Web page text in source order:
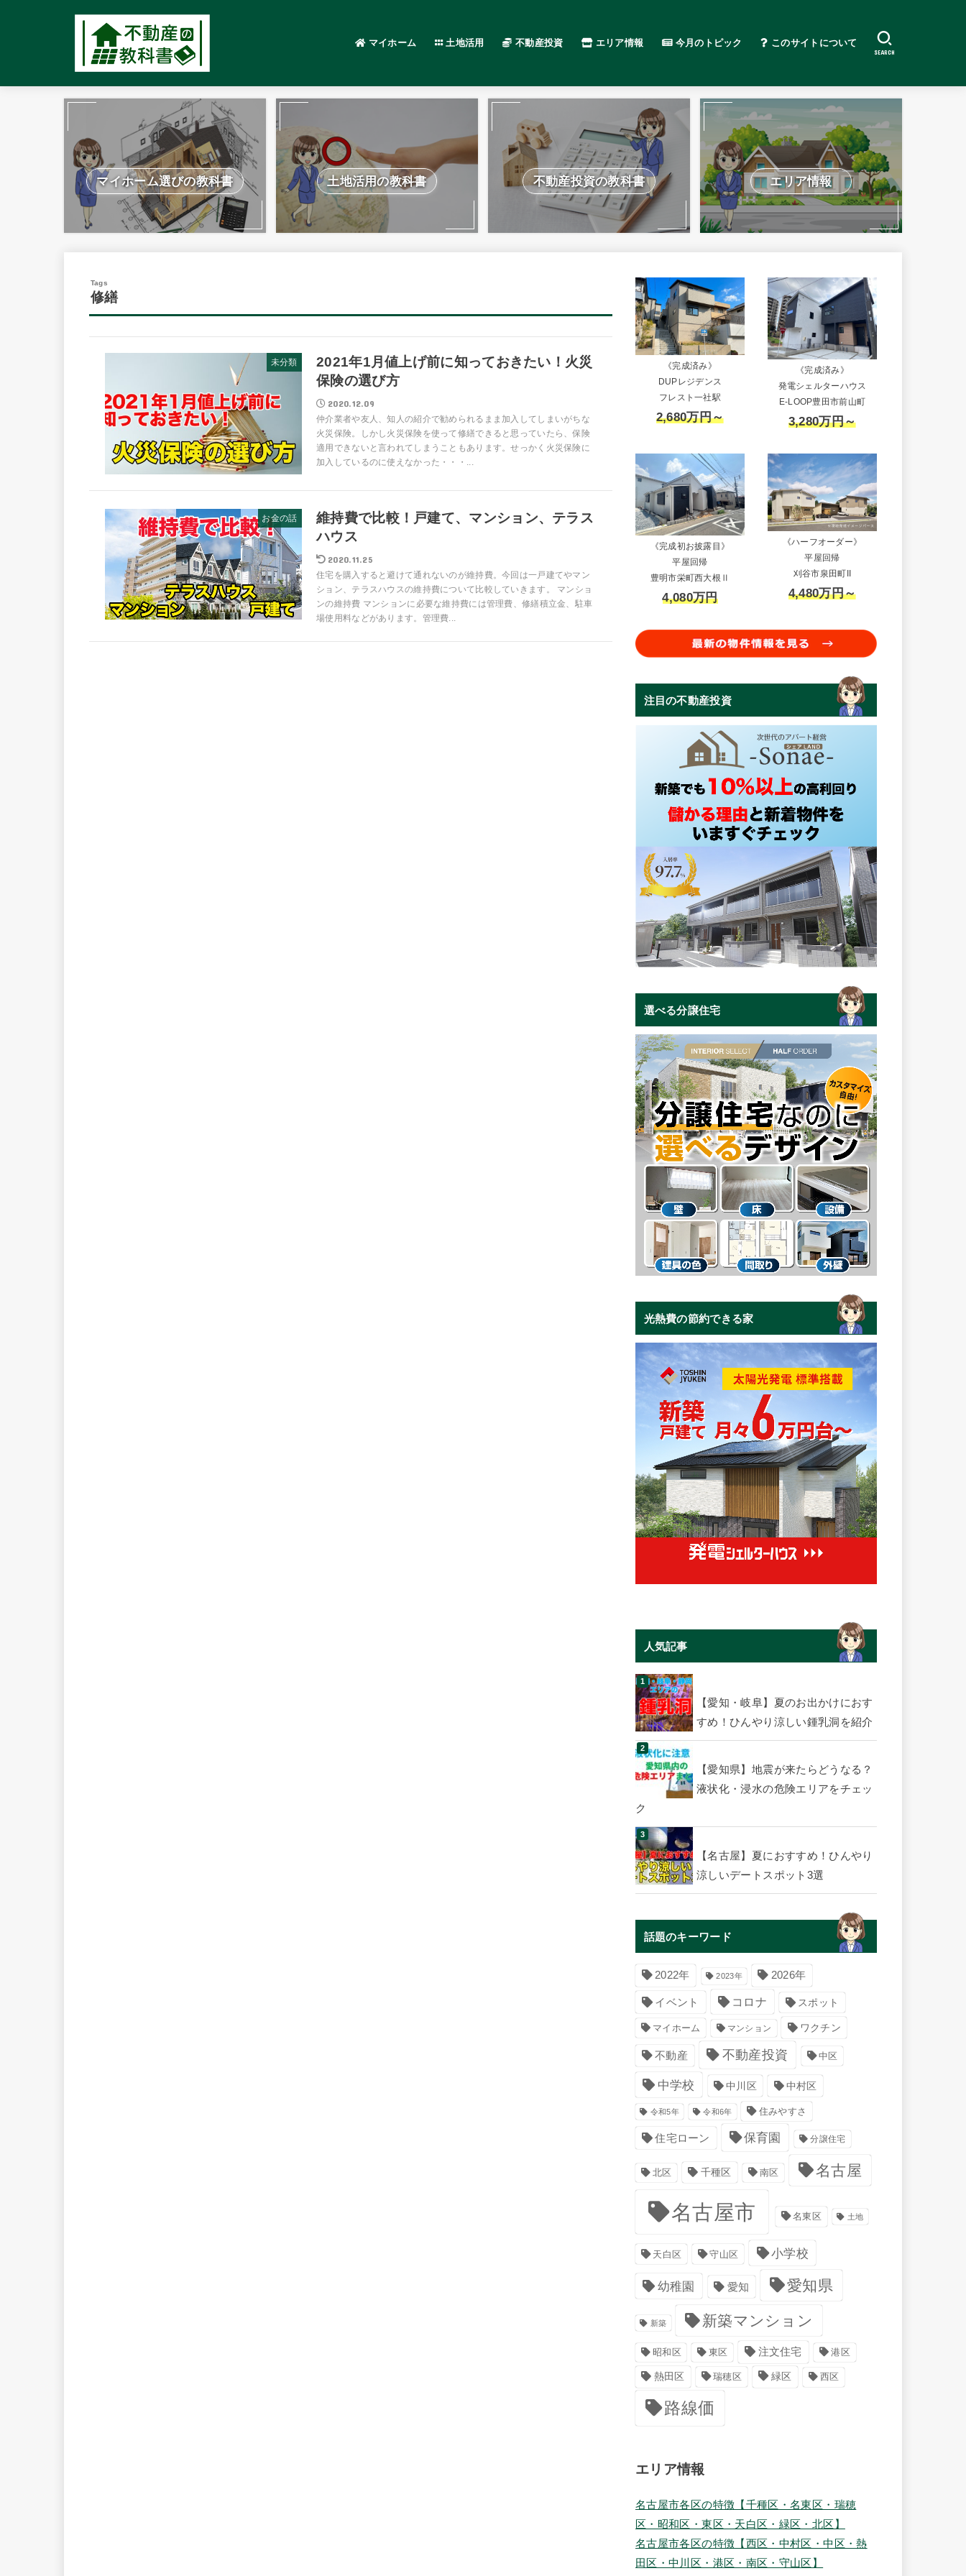
マイホーム 土地活用 不動産投資 エリア情報 今月のトピック このサイトについて
SEARCH
マイホーム選びの教科書 土地活用の教科書 不動産投資の教科書 エリア情報
修繕
未分類
2021年1月値上げ前に知っておきたい！火災
保険の選び方
2020.12.09
仲介業者や友人、知人の紹介で勧められるまま加入してしまいがちな
火災保険。しかし火災保険を使って修繕できると思っていたら、保険
適用できないと言われてしまうこともあります。せっかく火災保険に
加入しているのに使えなかった・・・...
お金の話
維持費で比較！戸建て、マンション、テラス
ハウス
2020.11.25
住宅を購入すると避けて通れないのが維持費。今回は一戸建てやマン
ション、テラスハウスの維持費について比較していきます。 マンショ
ンの維持費 マンションに必要な維持費には管理費、修繕積立金、駐車
場使用料などがあります。管理費...
《完成済み》
DUPレジデンス
フレスト一社駅
2,680万円～
《完成済み》
発電シェルターハウス
E-LOOP豊田市前山町
3,280万円～
《完成初お披露目》
平屋回帰
豊明市栄町西大根Ⅱ
4,080万円
《ハーフオーダー》
平屋回帰
刈谷市泉田町II
4,480万円～
注目の不動産投資
選べる分譲住宅
光熱費の節約できる家
人気記事
【愛知・岐阜】夏のお出かけにおす
すめ！ひんやり涼しい鍾乳洞を紹介
【愛知県】地震が来たらどうなる？
液状化・浸水の危険エリアをチェッ
ク
【名古屋】夏におすすめ！ひんやり
涼しいデートスポット3選
話題のキーワード
2022年 2023年 2026年
イベント コロナ スポット
マイホーム マンション ワクチン
不動産 不動産投資 中区
中学校 中川区 中村区
令和5年 令和6年 住みやすさ
住宅ローン 保育園 分譲住宅
北区 千種区 南区 名古屋
名古屋市 名東区 土地
天白区 守山区 小学校
幼稚園 愛知 愛知県
新築 新築マンション
昭和区 東区 注文住宅 港区
熱田区 瑞穂区 緑区 西区
路線価
エリア情報
名古屋市各区の特徴【千種区・名東区・瑞穂
区・昭和区・東区・天白区・緑区・北区】
名古屋市各区の特徴【西区・中村区・中区・熱
田区・中川区・港区・南区・守山区】